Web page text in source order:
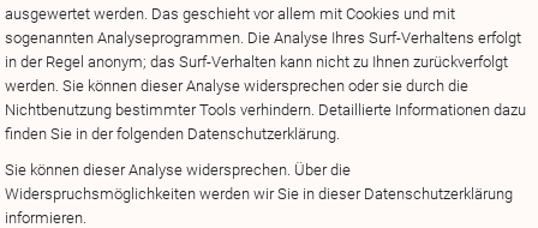
ausgewertet werden. Das geschieht vor allem mit Cookies und mit
sogenannten Analyseprogrammen. Die Analyse Ihres Surf-Verhaltens erfolgt
in der Regel anonym; das Surf-Verhalten kann nicht zu Ihnen zurückverfolgt
werden. Sie können dieser Analyse widersprechen oder sie durch die
Nichtbenutzung bestimmter Tools verhindern. Detaillierte Informationen dazu
finden Sie in der folgenden Datenschutzerklärung.
Sie können dieser Analyse widersprechen. Über die
Widerspruchsmöglichkeiten werden wir Sie in dieser Datenschutzerklärung
informieren.